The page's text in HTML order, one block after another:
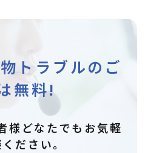
トラブルのご
無料!
様どなたでもお気軽
ださい。